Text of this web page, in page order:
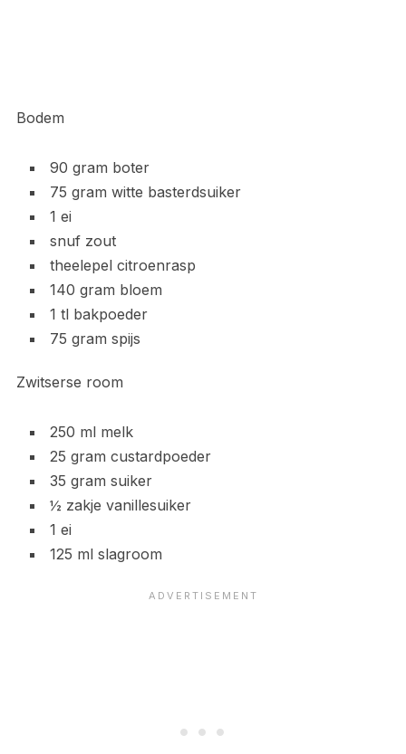
Bodem
90 gram boter
75 gram witte basterdsuiker
1 ei
snuf zout
theelepel citroenrasp
140 gram bloem
1 tl bakpoeder
75 gram spijs
Zwitserse room
250 ml melk
25 gram custardpoeder
35 gram suiker
½ zakje vanillesuiker
1 ei
125 ml slagroom